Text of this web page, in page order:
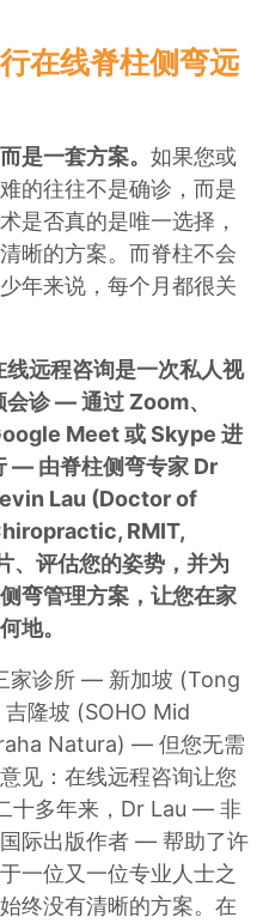
在线脊柱侧弯远
是一套方案。 如果您或
的往往不是确诊，而是
是否真的是唯一选择，
晰的方案。而脊柱不会
年来说，每个月都很关
线远程咨询是一次私人视
会诊 — 通过 Zoom、
Meet 或 Skype 进
— 由脊柱侧弯专家 Dr
Lau (Doctor of
RMIT,
评估您的姿势，并为
弯管理方案，让您在家
地。
家诊所 — 新加坡 (Tong
隆坡 (SOHO Mid
Natura) — 但您无需
见：在线远程咨询让您
十多年来，Dr Lau — 非
际出版作者 — 帮助了许
一位又一位专业人士之
终没有清晰的方案。在